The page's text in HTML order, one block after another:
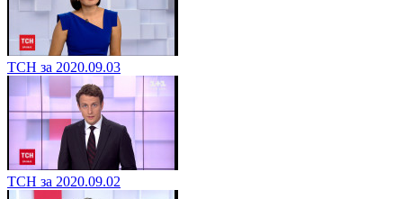
ТСН за 2020.09.03
ТСН за 2020.09.02